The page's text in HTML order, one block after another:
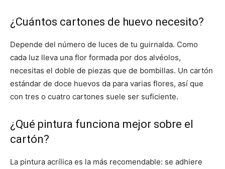
¿Cuántos cartones de huevo necesito?
Depende del número de luces de tu guirnalda. Como
cada luz lleva una flor formada por dos alvéolos,
necesitas el doble de piezas que de bombillas. Un cartón
estándar de doce huevos da para varias flores, así que
con tres o cuatro cartones suele ser suficiente.
¿Qué pintura funciona mejor sobre el
cartón?
La pintura acrílica es la más recomendable: se adhiere